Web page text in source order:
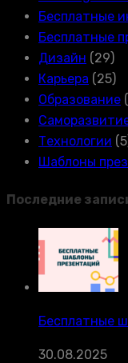
Бесплатные
Бесплатные
Дизайн (29)
Карьера (25)
Образование
Технологии
Шаблоны
Последние
Бесплатные
30.08.2025